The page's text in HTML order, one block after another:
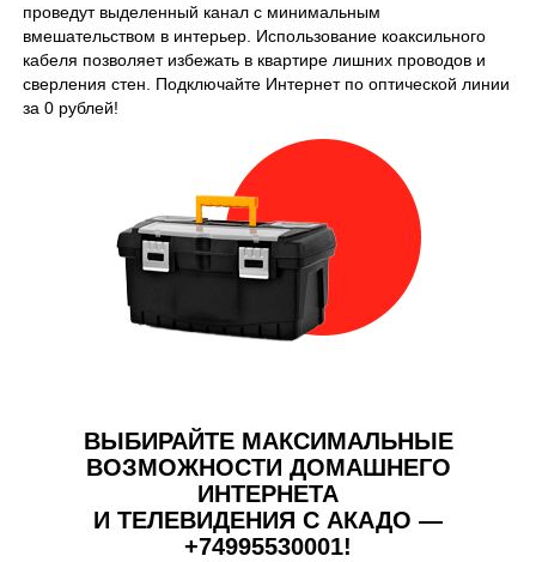
проведут выделенный канал с минимальным
вмешательством в интерьер. Использование коаксильного
кабеля позволяет избежать в квартире лишних проводов и
сверления стен. Подключайте Интернет по оптической линии
за 0 рублей!
ВЫБИРАЙТЕ МАКСИМАЛЬНЫЕ
ВОЗМОЖНОСТИ ДОМАШНЕГО
ИНТЕРНЕТА
И ТЕЛЕВИДЕНИЯ С АКАДО —
+74995530001!